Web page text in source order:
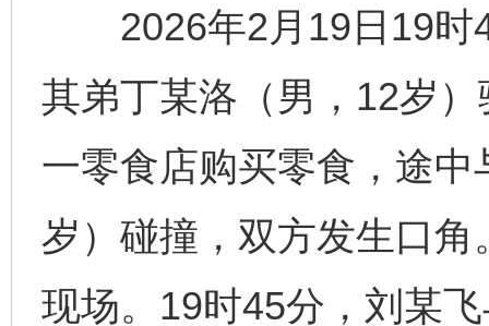
2026年2月19日19时
其弟丁某洛（男，12岁
一零食店购买零食，途
岁）碰撞，双方发生口
现场。19时45分，刘某